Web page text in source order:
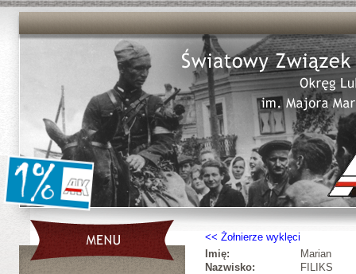
Żołnierze wyklęci
Imię:
Marian
Nazwisko:
FILIKS